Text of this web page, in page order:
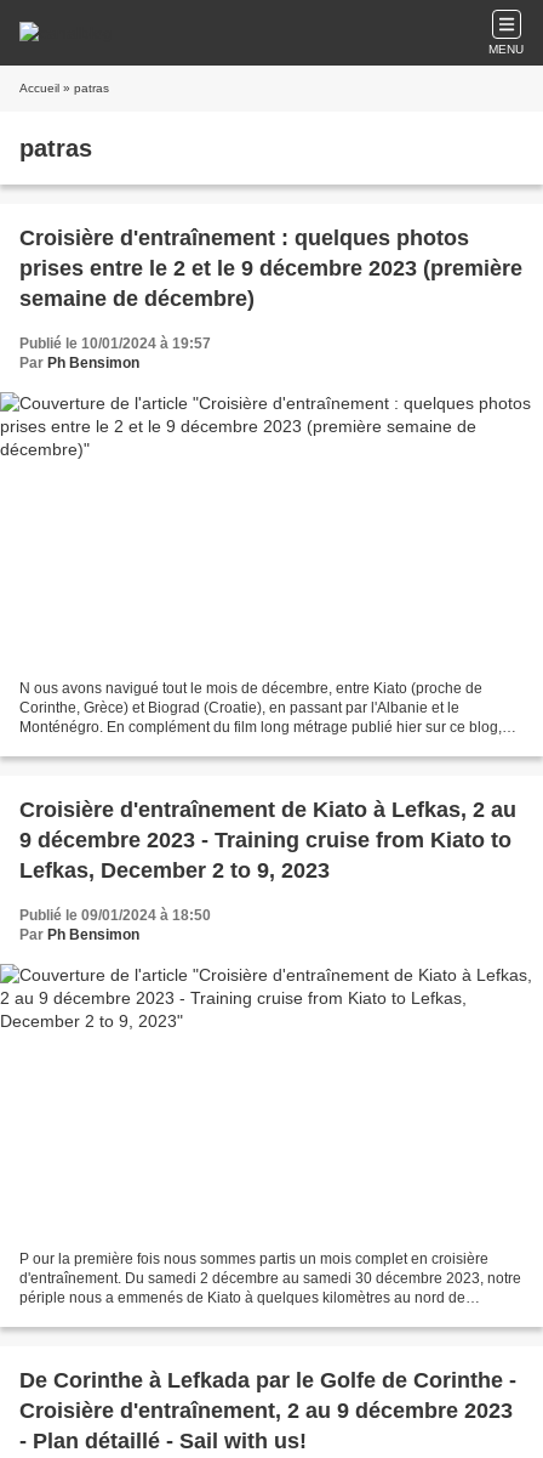
MENU
Accueil » patras
patras
Croisière d'entraînement : quelques photos
prises entre le 2 et le 9 décembre 2023 (première
semaine de décembre)
Publié le 10/01/2024 à 19:57
Par Ph Bensimon
N ous avons navigué tout le mois de décembre, entre Kiato (proche de
Corinthe, Grèce) et Biograd (Croatie), en passant par l'Albanie et le
Monténégro. En complément du film long métrage publié hier sur ce blog,
Croisière d'entraînement de Kiato à Lefkas, 2 au
9 décembre 2023 - Training cruise from Kiato to
Lefkas, December 2 to 9, 2023
Publié le 09/01/2024 à 18:50
Par Ph Bensimon
P our la première fois nous sommes partis un mois complet en croisière
d'entraînement. Du samedi 2 décembre au samedi 30 décembre 2023, notre
périple nous a emmenés de Kiato à quelques kilomètres au nord de
De Corinthe à Lefkada par le Golfe de Corinthe -
Croisière d'entraînement, 2 au 9 décembre 2023
- Plan détaillé - Sail with us!